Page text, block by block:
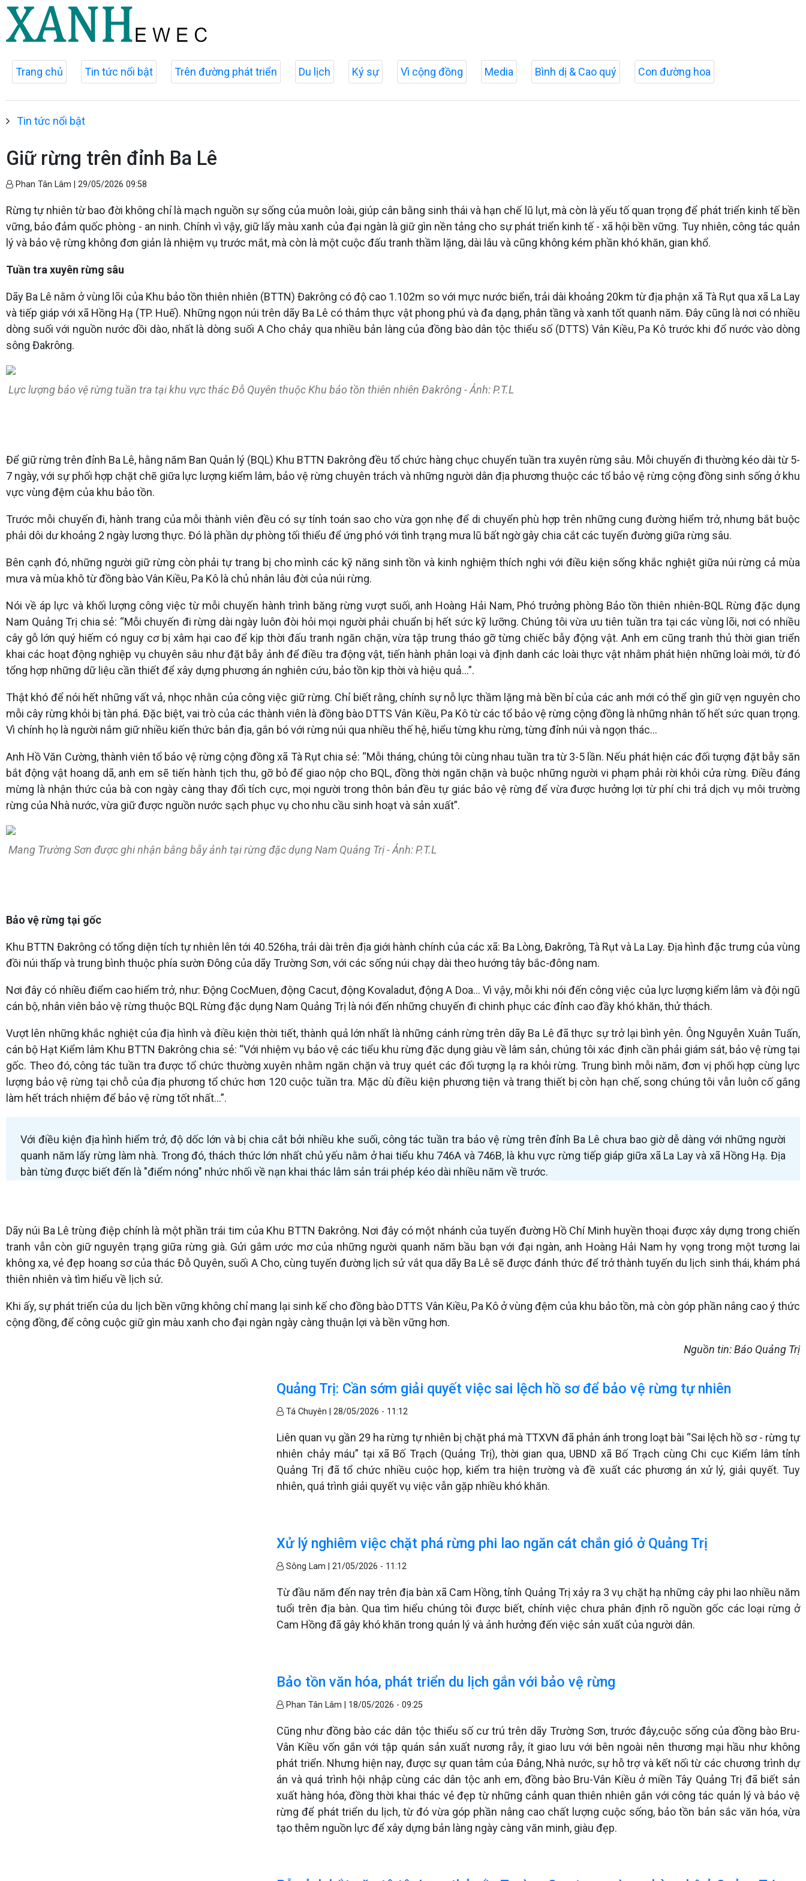
Trang chủ Tin tức nổi bật Trên đường phát triển Du lịch Ký sự Vì cộng đồng Media Bình dị & Cao quý Con đường hoa
Tin tức nổi bật
Giữ rừng trên đỉnh Ba Lê
Phan Tân Lâm | 29/05/2026 09:58
Rừng tự nhiên từ bao đời không chỉ là mạch nguồn sự sống của muôn loài, giúp cân bằng sinh thái và hạn chế lũ lụt, mà còn là yếu tố quan trọng để phát triển kinh tế bền
vững, bảo đảm quốc phòng - an ninh. Chính vì vậy, giữ lấy màu xanh của đại ngàn là giữ gìn nền tảng cho sự phát triển kinh tế - xã hội bền vững. Tuy nhiên, công tác quản
lý và bảo vệ rừng không đơn giản là nhiệm vụ trước mắt, mà còn là một cuộc đấu tranh thầm lặng, dài lâu và cũng không kém phần khó khăn, gian khổ.
Tuần tra xuyên rừng sâu
Dãy Ba Lê nằm ở vùng lõi của Khu bảo tồn thiên nhiên (BTTN) Đakrông có độ cao 1.102m so với mực nước biển, trải dài khoảng 20km từ địa phận xã Tà Rụt qua xã La Lay
và tiếp giáp với xã Hồng Hạ (TP. Huế). Những ngọn núi trên dãy Ba Lê có thảm thực vật phong phú và đa dạng, phân tầng và xanh tốt quanh năm. Đây cũng là nơi có nhiều
dòng suối với nguồn nước dồi dào, nhất là dòng suối A Cho chảy qua nhiều bản làng của đồng bào dân tộc thiểu số (DTTS) Vân Kiều, Pa Kô trước khi đổ nước vào dòng
sông Đakrông.
Lực lượng bảo vệ rừng tuần tra tại khu vực thác Đỗ Quyên thuộc Khu bảo tồn thiên nhiên Đakrông - Ảnh: P.T.L
Để giữ rừng trên đỉnh Ba Lê, hằng năm Ban Quản lý (BQL) Khu BTTN Đakrông đều tổ chức hàng chục chuyến tuần tra xuyên rừng sâu. Mỗi chuyến đi thường kéo dài từ 5-
7 ngày, với sự phối hợp chặt chẽ giữa lực lượng kiểm lâm, bảo vệ rừng chuyên trách và những người dân địa phương thuộc các tổ bảo vệ rừng cộng đồng sinh sống ở khu
vực vùng đệm của khu bảo tồn.
Trước mỗi chuyến đi, hành trang của mỗi thành viên đều có sự tính toán sao cho vừa gọn nhẹ để di chuyển phù hợp trên những cung đường hiểm trở, nhưng bắt buộc
phải dôi dư khoảng 2 ngày lương thực. Đó là phần dự phòng tối thiểu để ứng phó với tình trạng mưa lũ bất ngờ gây chia cắt các tuyến đường giữa rừng sâu.
Bên cạnh đó, những người giữ rừng còn phải tự trang bị cho mình các kỹ năng sinh tồn và kinh nghiệm thích nghi với điều kiện sống khắc nghiệt giữa núi rừng cả mùa
mưa và mùa khô từ đồng bào Vân Kiều, Pa Kô là chủ nhân lâu đời của núi rừng.
Nói về áp lực và khối lượng công việc từ mỗi chuyến hành trình băng rừng vượt suối, anh Hoàng Hải Nam, Phó trưởng phòng Bảo tồn thiên nhiên-BQL Rừng đặc dụng
Nam Quảng Trị chia sẻ: “Mỗi chuyến đi rừng dài ngày luôn đòi hỏi mọi người phải chuẩn bị hết sức kỹ lưỡng. Chúng tôi vừa ưu tiên tuần tra tại các vùng lõi, nơi có nhiều
cây gỗ lớn quý hiếm có nguy cơ bị xâm hại cao để kịp thời đấu tranh ngăn chặn, vừa tập trung tháo gỡ từng chiếc bẫy động vật. Anh em cũng tranh thủ thời gian triển
khai các hoạt động nghiệp vụ chuyên sâu như đặt bẫy ảnh để điều tra động vật, tiến hành phân loại và định danh các loài thực vật nhằm phát hiện những loài mới, từ đó
tổng hợp những dữ liệu cần thiết để xây dựng phương án nghiên cứu, bảo tồn kịp thời và hiệu quả…”.
Thật khó để nói hết những vất vả, nhọc nhằn của công việc giữ rừng. Chỉ biết rằng, chính sự nỗ lực thầm lặng mà bền bỉ của các anh mới có thể gìn giữ vẹn nguyên cho
mỗi cây rừng khỏi bị tàn phá. Đặc biệt, vai trò của các thành viên là đồng bào DTTS Vân Kiều, Pa Kô từ các tổ bảo vệ rừng cộng đồng là những nhân tố hết sức quan trọng.
Vì chính họ là người nắm giữ nhiều kiến thức bản địa, gắn bó với rừng núi qua nhiều thế hệ, hiểu từng khu rừng, từng đỉnh núi và ngọn thác…
Anh Hồ Văn Cường, thành viên tổ bảo vệ rừng cộng đồng xã Tà Rụt chia sẻ: “Mỗi tháng, chúng tôi cùng nhau tuần tra từ 3-5 lần. Nếu phát hiện các đối tượng đặt bẫy săn
bắt động vật hoang dã, anh em sẽ tiến hành tịch thu, gỡ bỏ để giao nộp cho BQL, đồng thời ngăn chặn và buộc những người vi phạm phải rời khỏi cửa rừng. Điều đáng
mừng là nhận thức của bà con ngày càng thay đổi tích cực, mọi người trong thôn bản đều tự giác bảo vệ rừng để vừa được hưởng lợi từ phí chi trả dịch vụ môi trường
rừng của Nhà nước, vừa giữ được nguồn nước sạch phục vụ cho nhu cầu sinh hoạt và sản xuất”.
Mang Trường Sơn được ghi nhận bằng bẫy ảnh tại rừng đặc dụng Nam Quảng Trị - Ảnh: P.T.L
Bảo vệ rừng tại gốc
Khu BTTN Đakrông có tổng diện tích tự nhiên lên tới 40.526ha, trải dài trên địa giới hành chính của các xã: Ba Lòng, Đakrông, Tà Rụt và La Lay. Địa hình đặc trưng của vùng
đồi núi thấp và trung bình thuộc phía sườn Đông của dãy Trường Sơn, với các sống núi chạy dài theo hướng tây bắc-đông nam.
Nơi đây có nhiều điểm cao hiểm trở, như: Động CocMuen, động Cacut, động Kovaladut, động A Doa... Vì vậy, mỗi khi nói đến công việc của lực lượng kiểm lâm và đội ngũ
cán bộ, nhân viên bảo vệ rừng thuộc BQL Rừng đặc dụng Nam Quảng Trị là nói đến những chuyến đi chinh phục các đỉnh cao đầy khó khăn, thử thách.
Vượt lên những khắc nghiệt của địa hình và điều kiện thời tiết, thành quả lớn nhất là những cánh rừng trên dãy Ba Lê đã thực sự trở lại bình yên. Ông Nguyễn Xuân Tuấn,
cán bộ Hạt Kiểm lâm Khu BTTN Đakrông chia sẻ: “Với nhiệm vụ bảo vệ các tiểu khu rừng đặc dụng giàu về lâm sản, chúng tôi xác định cần phải giám sát, bảo vệ rừng tại
gốc. Theo đó, công tác tuần tra được tổ chức thường xuyên nhằm ngăn chặn và truy quét các đối tượng lạ ra khỏi rừng. Trung bình mỗi năm, đơn vị phối hợp cùng lực
lượng bảo vệ rừng tại chỗ của địa phương tổ chức hơn 120 cuộc tuần tra. Mặc dù điều kiện phương tiện và trang thiết bị còn hạn chế, song chúng tôi vẫn luôn cố gắng
làm hết trách nhiệm để bảo vệ rừng tốt nhất...”.
Với điều kiện địa hình hiểm trở, độ dốc lớn và bị chia cắt bởi nhiều khe suối, công tác tuần tra bảo vệ rừng trên đỉnh Ba Lê chưa bao giờ dễ dàng với những người
quanh năm lấy rừng làm nhà. Trong đó, thách thức lớn nhất chủ yếu nằm ở hai tiểu khu 746A và 746B, là khu vực rừng tiếp giáp giữa xã La Lay và xã Hồng Hạ. Địa
bàn từng được biết đến là "điểm nóng" nhức nhối về nạn khai thác lâm sản trái phép kéo dài nhiều năm về trước.
Dãy núi Ba Lê trùng điệp chính là một phần trái tim của Khu BTTN Đakrông. Nơi đây có một nhánh của tuyến đường Hồ Chí Minh huyền thoại được xây dựng trong chiến
tranh vẫn còn giữ nguyên trạng giữa rừng già. Gửi gắm ước mơ của những người quanh năm bầu bạn với đại ngàn, anh Hoàng Hải Nam hy vọng trong một tương lai
không xa, vẻ đẹp hoang sơ của thác Đỗ Quyên, suối A Cho, cùng tuyến đường lịch sử vắt qua dãy Ba Lê sẽ được đánh thức để trở thành tuyến du lịch sinh thái, khám phá
thiên nhiên và tìm hiểu về lịch sử.
Khi ấy, sự phát triển của du lịch bền vững không chỉ mang lại sinh kế cho đồng bào DTTS Vân Kiều, Pa Kô ở vùng đệm của khu bảo tồn, mà còn góp phần nâng cao ý thức
cộng đồng, để công cuộc giữ gìn màu xanh cho đại ngàn ngày càng thuận lợi và bền vững hơn.
Nguồn tin: Báo Quảng Trị
Quảng Trị: Cần sớm giải quyết việc sai lệch hồ sơ để bảo vệ rừng tự nhiên
Tá Chuyên |28/05/2026 - 11:12
Liên quan vụ gần 29 ha rừng tự nhiên bị chặt phá mà TTXVN đã phản ánh trong loạt bài “Sai lệch hồ sơ - rừng tự
nhiên chảy máu” tại xã Bố Trạch (Quảng Trị), thời gian qua, UBND xã Bố Trạch cùng Chi cục Kiểm lâm tỉnh
Quảng Trị đã tổ chức nhiều cuộc họp, kiểm tra hiện trường và đề xuất các phương án xử lý, giải quyết. Tuy
nhiên, quá trình giải quyết vụ việc vẫn gặp nhiều khó khăn.
Xử lý nghiêm việc chặt phá rừng phi lao ngăn cát chắn gió ở Quảng Trị
Sông Lam |21/05/2026 - 11:12
Từ đầu năm đến nay trên địa bàn xã Cam Hồng, tỉnh Quảng Trị xảy ra 3 vụ chặt hạ những cây phi lao nhiều năm
tuổi trên địa bàn. Qua tìm hiểu chúng tôi được biết, chính việc chưa phân định rõ nguồn gốc các loại rừng ở
Cam Hồng đã gây khó khăn trong quản lý và ảnh hưởng đến việc sản xuất của người dân.
Bảo tồn văn hóa, phát triển du lịch gắn với bảo vệ rừng
Phan Tân Lâm | 18/05/2026 - 09:25
Cũng như đồng bào các dân tộc thiểu số cư trú trên dãy Trường Sơn, trước đây,cuộc sống của đồng bào Bru-
Vân Kiều vốn gắn với tập quán sản xuất nương rẫy, ít giao lưu với bên ngoài nên thương mại hầu như không
phát triển. Nhưng hiện nay, được sự quan tâm của Đảng, Nhà nước, sự hỗ trợ và kết nối từ các chương trình dự
án và quá trình hội nhập cùng các dân tộc anh em, đồng bào Bru-Vân Kiều ở miền Tây Quảng Trị đã biết sản
xuất hàng hóa, đồng thời khai thác vẻ đẹp từ những cảnh quan thiên nhiên gắn với công tác quản lý và bảo vệ
rừng để phát triển du lịch, từ đó vừa góp phần nâng cao chất lượng cuộc sống, bảo tồn bản sắc văn hóa, vừa
tạo thêm nguồn lực để xây dựng bản làng ngày càng văn minh, giàu đẹp.